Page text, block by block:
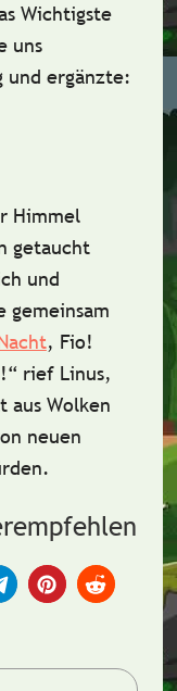
Wichtigste
uns
ergänzte:
Himmel
getaucht
und
gemeinsam
, Fio!
rief Linus,
aus Wolken
neuen